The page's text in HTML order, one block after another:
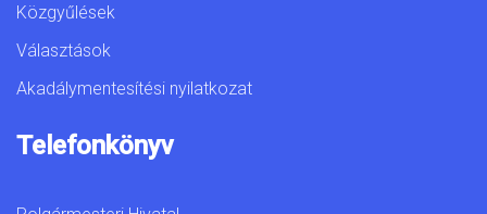
Közgyűlések
Választások
Akadálymentesítési nyilatkozat
Telefonkönyv